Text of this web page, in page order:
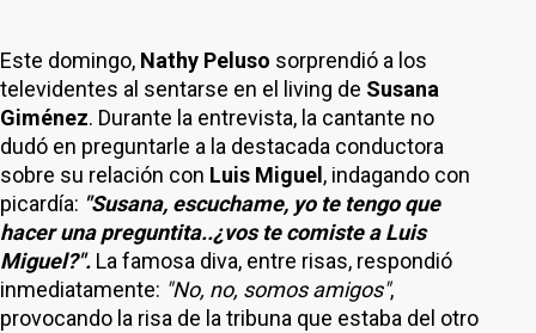
Este domingo, Nathy Peluso sorprendió a los
televidentes al sentarse en el living de Susana
Giménez. Durante la entrevista, la cantante no
dudó en preguntarle a la destacada conductora
sobre su relación con Luis Miguel , indagando con
picardía: "Susana, escuchame, yo te tengo que
hacer una preguntita..¿vos te comiste a Luis
Miguel?". La famosa diva, entre risas, respondió
inmediatamente: "No, no, somos amigos",
provocando la risa de la tribuna que estaba del otro